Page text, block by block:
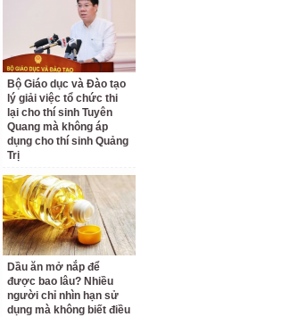
Bộ Giáo dục và Đào tạo
lý giải việc tổ chức thi
lại cho thí sinh Tuyên
Quang mà không áp
dụng cho thí sinh Quảng
Trị
Dầu ăn mở nắp để
được bao lâu? Nhiều
người chỉ nhìn hạn sử
dụng mà không biết điều